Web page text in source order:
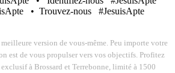
• Trouvez-nous #JesuisApte
version de vous-même. Peu importe votre
est de vous propulser vers vos objectifs. Profitez
à Brossard et Terrebonne, limité à 1500